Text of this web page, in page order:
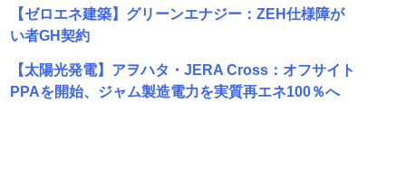
【ゼロエネ建築】グリーンエナジー：ZEH仕様障が
い者GH契約
【太陽光発電】アヲハタ・JERA Cross：オフサイト
PPAを開始、ジャム製造電力を実質再エネ100％へ